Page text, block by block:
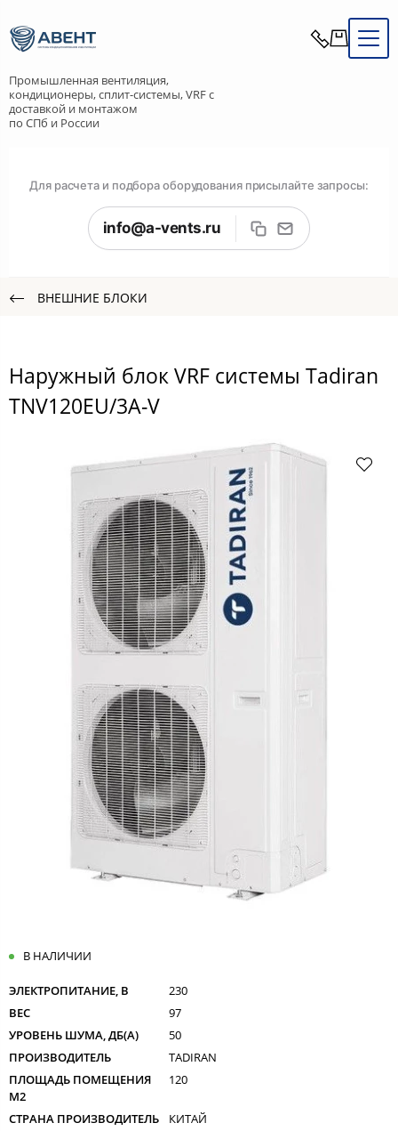
Промышленная вентиляция,
кондиционеры, сплит-системы, VRF с
доставкой и монтажом
по СПб и России
Для расчета и подбора оборудования присылайте запросы:
info@a-vents.ru
ВНЕШНИЕ БЛОКИ
Наружный блок VRF системы Tadiran
TNV120EU/3A-V
В НАЛИЧИИ
ЭЛЕКТРОПИТАНИЕ, В
230
ВЕС
97
УРОВЕНЬ ШУМА, ДБ(А)
50
ПРОИЗВОДИТЕЛЬ
TADIRAN
ПЛОЩАДЬ ПОМЕЩЕНИЯ
М2
120
СТРАНА ПРОИЗВОДИТЕЛЬ
КИТАЙ